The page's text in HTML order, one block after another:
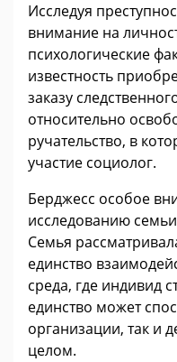
Исследуя
внимание на
психологические
известность
заказу
относительно
ручательство, в
участие социолог.
Берджесс особое
исследованию
Семья
единство
среда, где индивид
единство может
организации, так и
целом.